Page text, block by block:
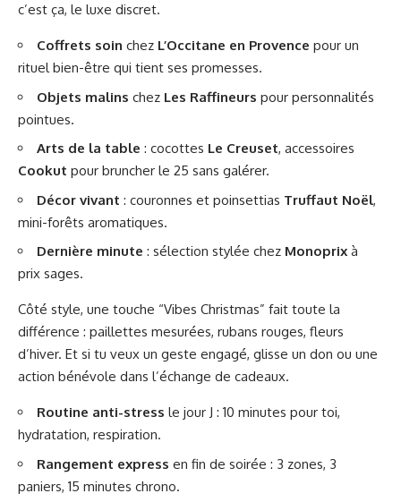
c’est ça, le luxe discret.
Coffrets soin chez L’Occitane en Provence pour un
rituel bien-être qui tient ses promesses.
Objets malins chez Les Raffineurs pour personnalités
pointues.
Arts de la table : cocottes Le Creuset, accessoires
Cookut pour bruncher le 25 sans galérer.
Décor vivant : couronnes et poinsettias Truffaut Noël,
mini-forêts aromatiques.
Dernière minute : sélection stylée chez Monoprix à
prix sages.
Côté style, une touche “Vibes Christmas” fait toute la
différence : paillettes mesurées, rubans rouges, fleurs
d’hiver. Et si tu veux un geste engagé, glisse un don ou une
action bénévole dans l’échange de cadeaux.
Routine anti-stress le jour J : 10 minutes pour toi,
hydratation, respiration.
Rangement express en fin de soirée : 3 zones, 3
paniers, 15 minutes chrono.